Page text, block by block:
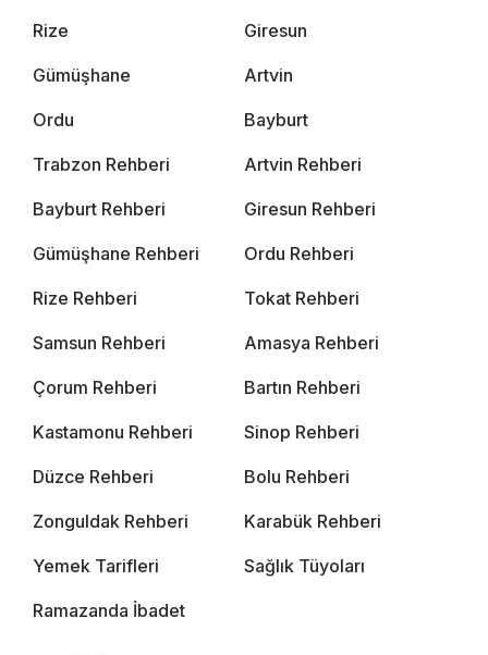
Rize Giresun
Gümüşhane Artvin
Ordu Bayburt
Trabzon Rehberi Artvin Rehberi
Bayburt Rehberi Giresun Rehberi
Gümüşhane Rehberi Ordu Rehberi
Rize Rehberi Tokat Rehberi
Samsun Rehberi Amasya Rehberi
Çorum Rehberi Bartın Rehberi
Kastamonu Rehberi Sinop Rehberi
Düzce Rehberi Bolu Rehberi
Zonguldak Rehberi Karabük Rehberi
Yemek Tarifleri Sağlık Tüyoları
Ramazanda İbadet